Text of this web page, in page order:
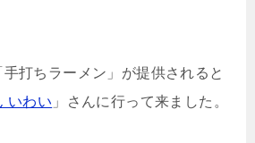
打ちラーメン」が提供されると
いわい 」さんに行って来ました。